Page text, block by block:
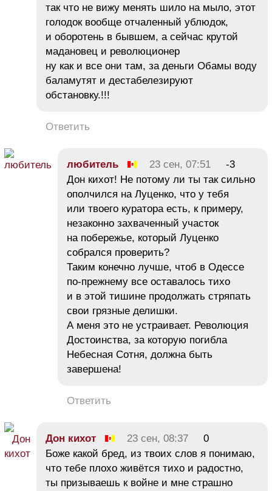
так что не вижу менять шило на мыло, этот
голодок вообще отчаленный ублюдок,
и оборотень в бывшем, а сейчас крутой
мадановец и революционер
ну как и все они там, за деньги Обамы воду
баламутят и дестабелезируют
обстановку.!!!
Ответить
любитель 23 сен, 07:51
-3
Дон кихот! Не потому ли ты так сильно
ополчился на Луценко, что у тебя
или твоего куратора есть, к примеру,
незаконно захваченный участок
на побережье, который Луценко
собрался проверить?
Таким конечно лучше, чтоб в Одессе
по-прежнему все оставалось тихо
и в этой тишине продолжать стряпать
свои грязные делишки.
А меня это не устраивает. Революция
Достоинства, за которую погибла
Небесная Сотня, должна быть
завершена!
Ответить
Дон кихот 23 сен, 08:37
0
Боже какой бред, из твоих слов я понимаю,
что тебе плохо живётся тихо и радостно,
ты призываешь к войне и мне страшно